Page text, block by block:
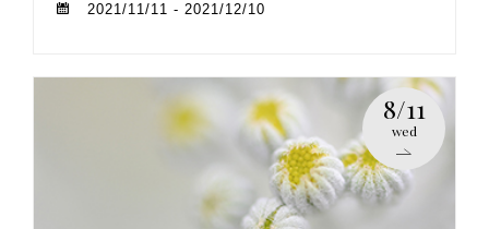
2021/11/11 - 2021/12/10
8/11
wed